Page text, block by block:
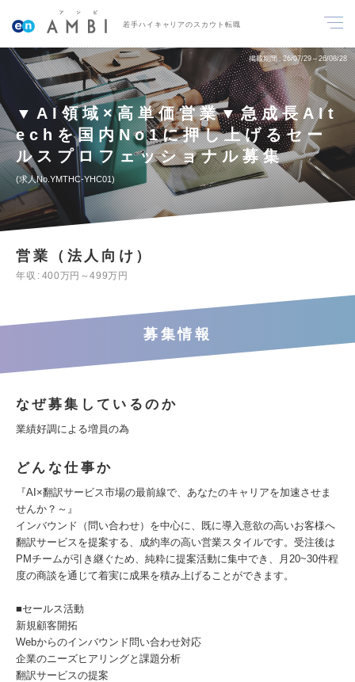
若手ハイキャリアのスカウト転職
掲載期間 26/07/29～26/08/28
▼AI領域×高単価営業▼急成長AIt
echを国内No1に押し上げるセー
ルスプロフェッショナル募集
求人No.YMTHC-YHC01
営業（法人向け）
年収 400万円～499万円
募集情報
なぜ募集しているのか
業績好調による増員の為
どんな仕事か
『AI×翻訳サービス市場の最前線で、あなたのキャリアを加速させま
せんか？～』
インバウンド（問い合わせ）を中心に、既に導入意欲の高いお客様へ
翻訳サービスを提案する、成約率の高い営業スタイルです。受注後は
PMチームが引き継ぐため、純粋に提案活動に集中でき、月20~30件程
度の商談を通じて着実に成果を積み上げることができます。
■セールス活動
新規顧客開拓
Webからのインバウンド問い合わせ対応
企業のニーズヒアリングと課題分析
翻訳サービスの提案